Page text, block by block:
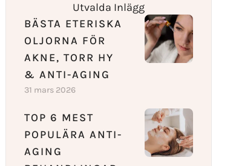
Utvalda Inlägg
BÄSTA ETERISKA
OLJORNA FÖR
AKNE, TORR HY
& ANTI-AGING
31 mars 2026
TOP 6 MEST
POPULÄRA ANTI-
AGING